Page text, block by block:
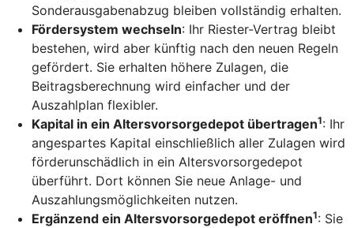
Sonderausgabenabzug bleiben vollständig erhalten.
Fördersystem wechseln: Ihr Riester-Vertrag bleibt
bestehen, wird aber künftig nach den neuen Regeln
gefördert. Sie erhalten höhere Zulagen, die
Beitragsberechnung wird einfacher und der
Auszahlplan flexibler.
Kapital in ein Altersvorsorgedepot übertragen1: Ihr
angespartes Kapital einschließlich aller Zulagen wird
förderunschädlich in ein Altersvorsorgedepot
überführt. Dort können Sie neue Anlage- und
Auszahlungsmöglichkeiten nutzen.
Ergänzend ein Altersvorsorgedepot eröffnen1: Sie